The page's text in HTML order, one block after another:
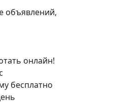
объявлений,
онлайн!
бесплатно